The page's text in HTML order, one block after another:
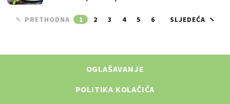
PRETHODNA 1 2 3 4 5 6 SLJEDEĆA
OGLAŠAVANJE
POLITIKA KOLAČIĆA